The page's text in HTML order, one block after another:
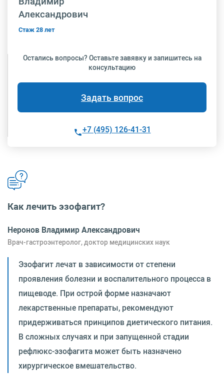
Александрович
Стаж 28 лет
Остались вопросы? Оставьте завявку и запишитесь на
консультацию
Задать вопрос
+7 (495) 126-41-31
Как лечить эзофагит?
Неронов Владимир Александрович
Врач-гастроэнтеролог, доктор медицинских наук
Эзофагит лечат в зависимости от степени
проявления болезни и воспалительного процесса в
пищеводе. При острой форме назначают
лекарственные препараты, рекомендуют
придерживаться принципов диетического питания.
В сложных случаях и при запущенной стадии
рефлюкс-эзофагита может быть назначено
хирургическое вмешательство.